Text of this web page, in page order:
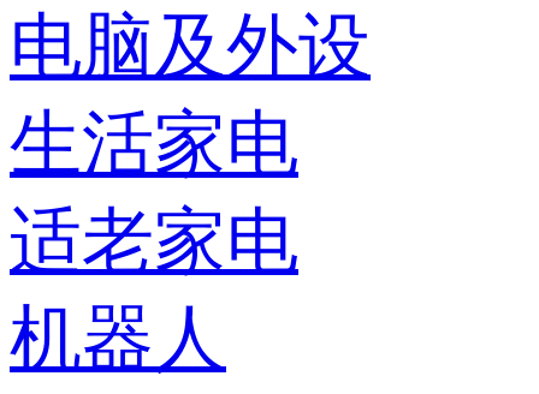
电脑及外设
生活家电
适老家电
机器人